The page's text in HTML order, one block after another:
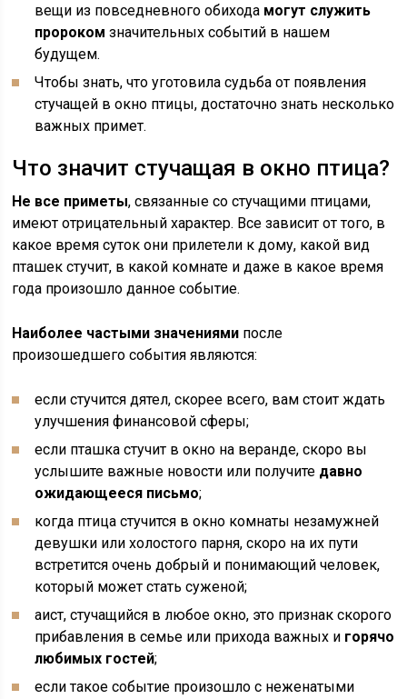
вещи из повседневного обихода могут служить
пророком значительных событий в нашем
будущем.
Чтобы знать, что уготовила судьба от появления
стучащей в окно птицы, достаточно знать несколько
важных примет.
Что значит стучащая в окно птица?
Не все приметы, связанные со стучащими птицами,
имеют отрицательный характер. Все зависит от того, в
какое время суток они прилетели к дому, какой вид
пташек стучит, в какой комнате и даже в какое время
года произошло данное событие.
Наиболее частыми значениями после
произошедшего события являются:
если стучится дятел, скорее всего, вам стоит ждать
улучшения финансовой сферы;
если пташка стучит в окно на веранде, скоро вы
услышите важные новости или получите давно
ожидающееся письмо;
когда птица стучится в окно комнаты незамужней
девушки или холостого парня, скоро на их пути
встретится очень добрый и понимающий человек,
который может стать суженой;
аист, стучащийся в любое окно, это признак скорого
прибавления в семье или прихода важных и горячо
любимых гостей;
если такое событие произошло с неженатыми